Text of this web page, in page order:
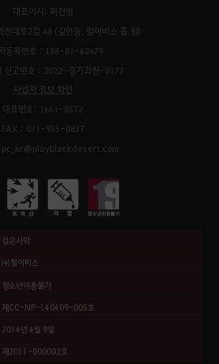
대표이사: 허진영
천대로2길 48 (갈현동, 펄어비스 홈 원)
등록번호 : 138-81-62479
신고번호 : 2022-경기과천-0177
사업자 정보 확인
대표번호: 1661-8572
FAX : 031-935-0837
검은사막
㈜펄어비스
청소년이용불가
제CC-NP-140409-005호
2014년 4월 9일
제2011-000002호